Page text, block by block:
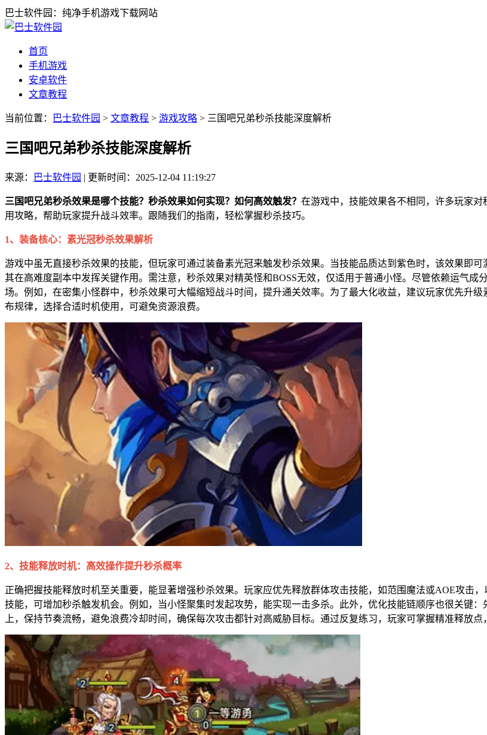
巴士软件园：纯净手机游戏下载网站
首页
手机游戏
安卓软件
文章教程
当前位置： 巴士软件园 > 文章教程 > 游戏攻略 > 三国吧兄弟秒杀技能深度解析
三国吧兄弟秒杀技能深度解析
来源： 巴士软件园 | 更新时间：2025-12-04 11:19:27
三国吧兄弟秒杀效果是哪个技能？秒杀效果如何实现？如何高效触发？ 在游戏中，技能效果各不相同，许多玩家
用攻略，帮助玩家提升战斗效率。跟随我们的指南，轻松掌握秒杀技巧。
1、装备核心：素光冠秒杀效果解析
游戏中虽无直接秒杀效果的技能，但玩家可通过装备素光冠来触发秒杀效果。当技能品质达到紫色时，该效果即
其在高难度副本中发挥关键作用。需注意，秒杀效果对精英怪和BOSS无效，仅适用于普通小怪。尽管依赖运气
场。例如，在密集小怪群中，秒杀效果可大幅缩短战斗时间，提升通关效率。为了最大化收益，建议玩家优先升
布规律，选择合适时机使用，可避免资源浪费。
2、技能释放时机：高效操作提升秒杀概率
正确把握技能释放时机至关重要，能显著增强秒杀效果。玩家应优先释放群体攻击技能，如范围魔法或AOE攻击
技能，可增加秒杀触发机会。例如，当小怪聚集时发起攻势，能实现一击多杀。此外，优化技能链顺序也很关键
上，保持节奏流畅，避免浪费冷却时间，确保每次攻击都针对高威胁目标。通过反复练习，玩家可掌握精准释放点